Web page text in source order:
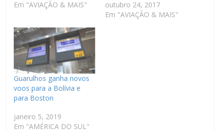
Em "AVIAÇÃO & MAIS"
outubro 24, 2017
Em "AVIAÇÃO & MAIS"
Guarulhos ganha novos
voos para a Bolívia e
para Boston
janeiro 5, 2019
Em "AMÉRICA DO SUL"